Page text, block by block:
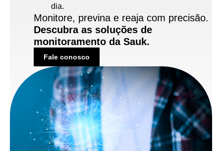
dia.
Monitore, previna e reaja com precisão.
Descubra as soluções de
monitoramento da Sauk.
Fale conosco